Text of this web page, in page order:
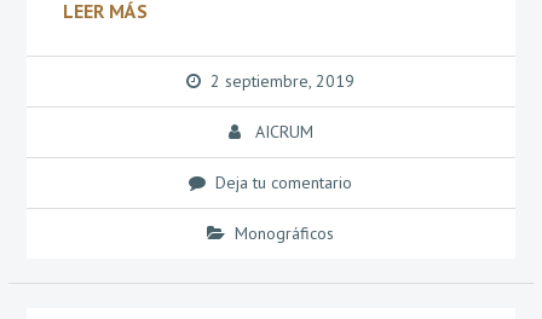
LEER MÁS
2 septiembre, 2019
AICRUM
Deja tu comentario
Monográficos